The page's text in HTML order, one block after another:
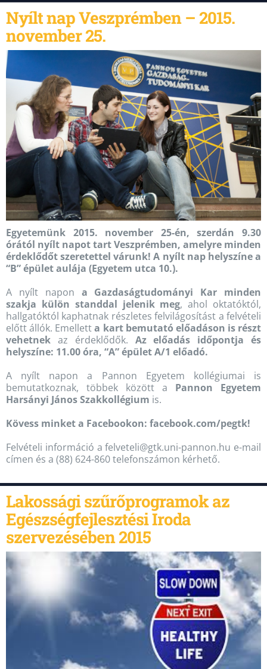
Nyílt nap Veszprémben – 2015.
november 25.
Egyetemünk 2015. november 25-én, szerdán 9.30
órától nyílt napot tart Veszprémben, amelyre minden
érdeklődőt szeretettel várunk! A nyílt nap helyszíne a
“B” épület aulája (Egyetem utca 10.).
A nyílt napon a Gazdaságtudományi Kar minden
szakja külön standdal jelenik meg, ahol oktatóktól,
hallgatóktól kaphatnak részletes felvilágosítást a felvételi
előtt állók. Emelletta kart bemutató előadáson is részt
vehetnek az érdeklődők. Az előadás időpontja és
helyszíne: 11.00 óra, “A” épület A/1 előadó.
A nyílt napon a Pannon Egyetem kollégiumai is
bemutatkoznak, többek között a Pannon Egyetem
Harsányi János Szakkollégium is.
Kövess minket a Facebookon: facebook.com/pegtk!
Felvételi információ a felveteli@gtk.uni-pannon.hu e-mail
címen és a (88) 624-860 telefonszámon kérhető.
Lakossági szűrőprogramok az
Egészségfejlesztési Iroda
szervezésében 2015